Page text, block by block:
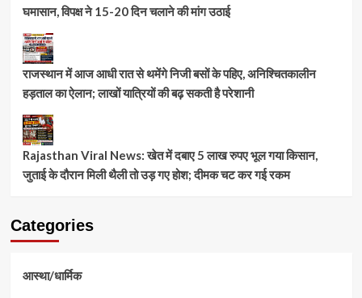
घमासान, विपक्ष ने 15-20 दिन चलाने की मांग उठाई
राजस्थान में आज आधी रात से थमेंगे निजी बसों के पहिए, अनिश्चितकालीन
हड़ताल का ऐलान; लाखों यात्रियों की बढ़ सकती है परेशानी
Rajasthan Viral News: खेत में दबाए 5 लाख रुपए भूल गया किसान,
जुताई के दौरान मिली थैली तो उड़ गए होश; दीमक चट कर गई रकम
Categories
आस्था/धार्मिक